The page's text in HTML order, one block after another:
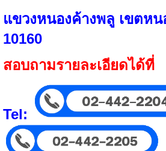
แขวงหนองค้างพลู เขตหน
10160
สอบถามรายละเอียดได้ที่
Tel: